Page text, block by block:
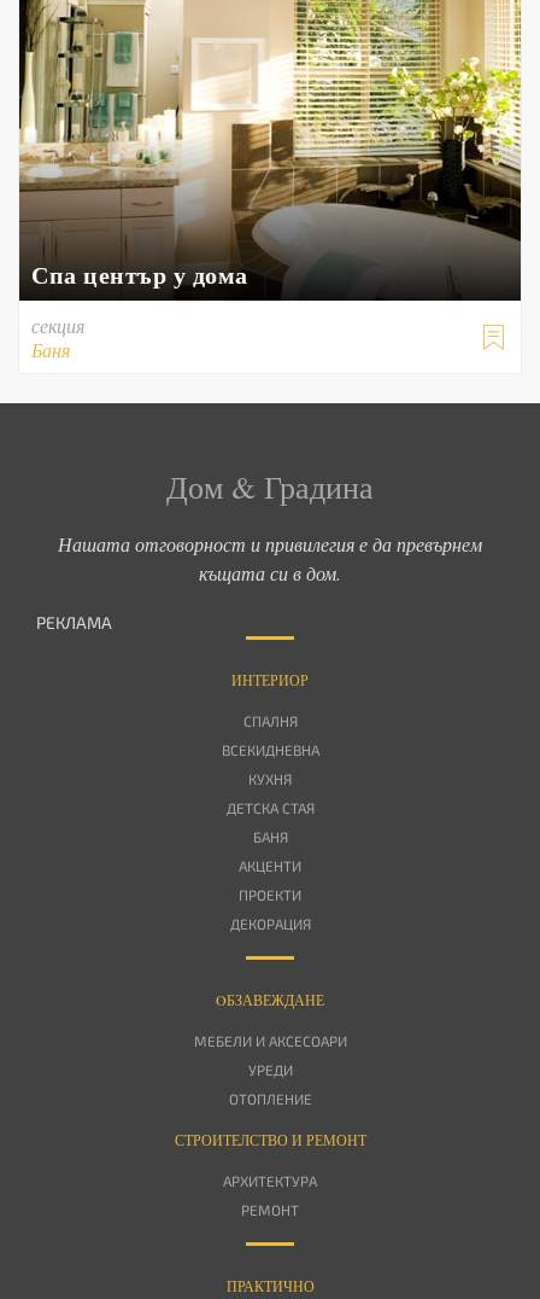
Спа център у дома

секция
Баня
Дом & Градина
Нашата отговорност и привилегия е да превърнем
къщата си в дом.
РЕКЛАМА
ИНТЕРИОР
СПАЛНЯ
ВСЕКИДНЕВНА
КУХНЯ
ДЕТСКА СТАЯ
БАНЯ
АКЦЕНТИ
ПРОЕКТИ
ДЕКОРАЦИЯ
OБЗАВЕЖДАНЕ
МЕБЕЛИ И АКСЕСОАРИ
УРЕДИ
ОТОПЛЕНИЕ
СТРОИТЕЛСТВО И РЕМОНТ
АРХИТЕКТУРА
РЕМОНТ
ПРАКТИЧНО